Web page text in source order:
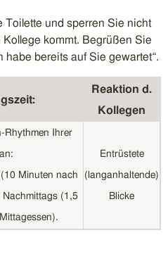
Toilette und sperren Sie nicht
kommt. Begrüßen Sie
habe bereits auf Sie gewartet“.
Reaktion d.
Kollegen
Rhythmen Ihrer
Minuten nach
Nachmittags (1,5
Entrüstete
(langanhaltende)
Blicke